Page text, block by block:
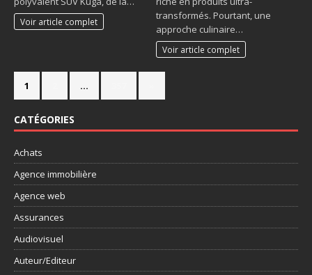
Voir article complet
transformés. Pourtant, une
approche culinaire…
Voir article complet
1 …
CATÉGORIES
Achats
Agence immobilière
Agence web
Assurances
Audiovisuel
Auteur/Editeur